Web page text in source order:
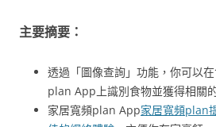
主要摘要：
透過「圖像查詢」功能，你可以
plan App上識別食物並獲得相關
家居寬頻plan App家居寬頻plan